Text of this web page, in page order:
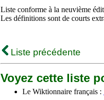
Liste conforme à la neuvième
Les définitions sont de courts
Liste précédente
Voyez cette liste
Le Wiktionnaire français :